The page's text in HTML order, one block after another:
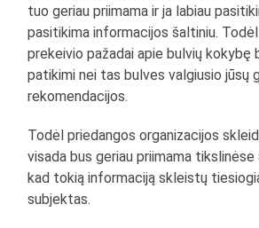
tuo geriau priimama ir ja labiau
pasitikima informacijos šaltiniu.
prekeivio pažadai apie bulvių kokybę
patikimi nei tas bulves valgiusio jūsų
rekomendacijos.
Todėl priedangos organizacijos
visada bus geriau priimama
kad tokią informaciją skleistų
subjektas.